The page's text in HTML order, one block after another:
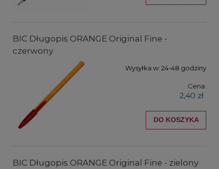
BIC Długopis ORANGE Original Fine -
czerwony
Wysyłka w: 24-48 godziny
Cena:
2,40 zł
DO KOSZYKA
BIC Długopis ORANGE Original Fine - zielony